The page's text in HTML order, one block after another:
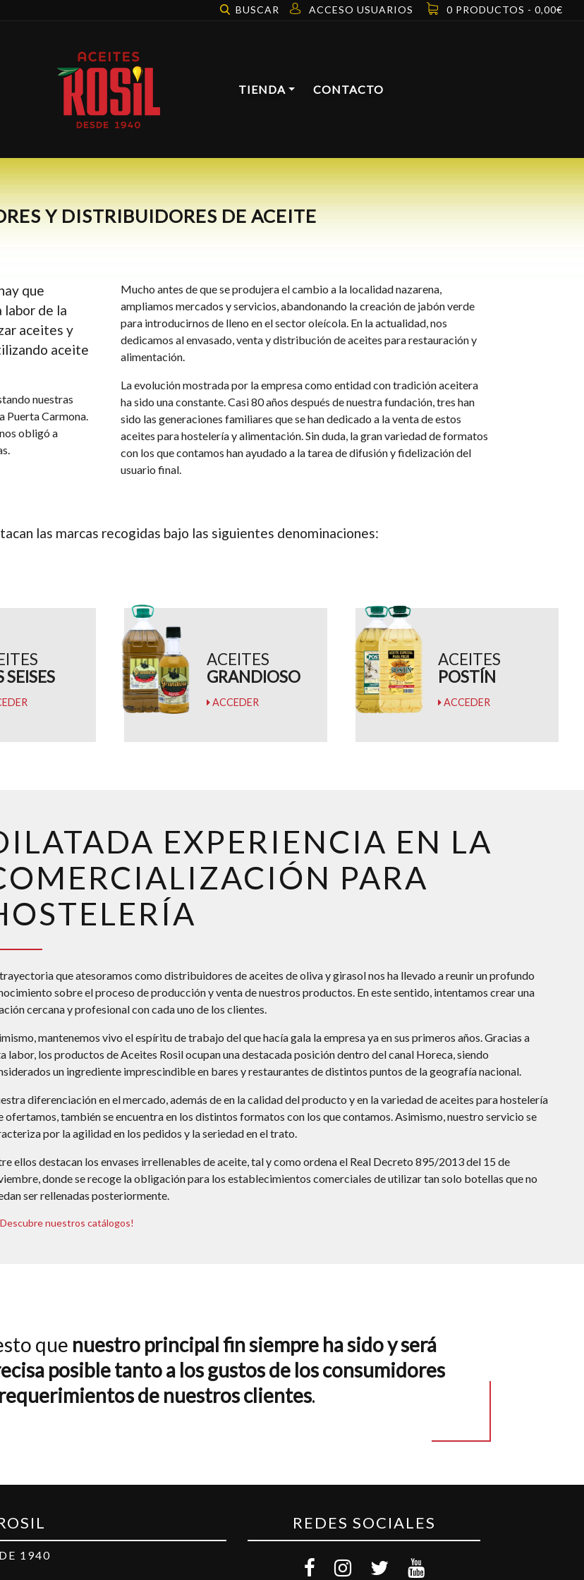
BUSCAR ACCESO USUARIOS 0 PRODUCTOS - 0,00€
TIENDA CONTACTO
Y DISTRIBUIDORES DE ACEITE
que
labor de la
aceites y
aceite
nuestras
Puerta Carmona.
obligó a
Mucho antes de que se produjera el cambio a la localidad nazarena,
ampliamos mercados y servicios, abandonando la creación de jabón verde
para introducirnos de lleno en el sector oleícola. En la actualidad,nos
dedicamos al envasado, venta y distribución de aceites para restauración y
alimentación.
La evolución mostrada por la empresa como entidad con tradición aceitera
ha sido una constante. Casi 80 años después de nuestra fundación, tres han
sido las generaciones familiares que se han dedicado a la venta de estos
aceites para hostelería y alimentación. Sin duda, lagran variedad de formatos
con los que contamos han ayudado a la tarea de difusión y fidelización del
usuario final.
las marcas recogidas bajo las siguientes denominaciones:
SEISES
ACEITES
GRANDIOSO
ACCEDER
ACEITES
POSTÍN
ACCEDER
EXPERIENCIA EN LA
PARA
que atesoramos como distribuidores de aceites de oliva y girasol nos ha llevado a reunir un profundo
sobre el proceso de producción y venta de nuestros productos. En este sentido, intentamos crear una
cercana y profesional con cada uno de los clientes.
mantenemos vivo el espíritu de trabajo del que hacía gala la empresa ya en sus primeros años. Gracias a
labor, los productos de Aceites Rosil ocupan unadestacada posición dentro del canal Horeca, siendo
un ingrediente imprescindible en bares y restaurantes de distintos puntos de la geografía nacional.
diferenciación en el mercado, además de en la calidad del producto y en la variedad de aceites para hostelería
ofertamos, también se encuentra en los distintos formatos con los que contamos. Asimismo, nuestro servicio se
por la agilidad en los pedidos y la seriedad en el trato.
ellos destacan los envases irrellenables de aceite, tal y como ordena el Real Decreto 895/2013 del 15 de
donde se recoge la obligación para los establecimientos comerciales de utilizar tan solo botellas que no
ser rellenadas posteriormente.
nuestros catálogos!
que nuestro principal fin siempre ha sido y será
posible tanto a los gustos de los consumidores
de nuestros clientes.
1940
REDES SOCIALES